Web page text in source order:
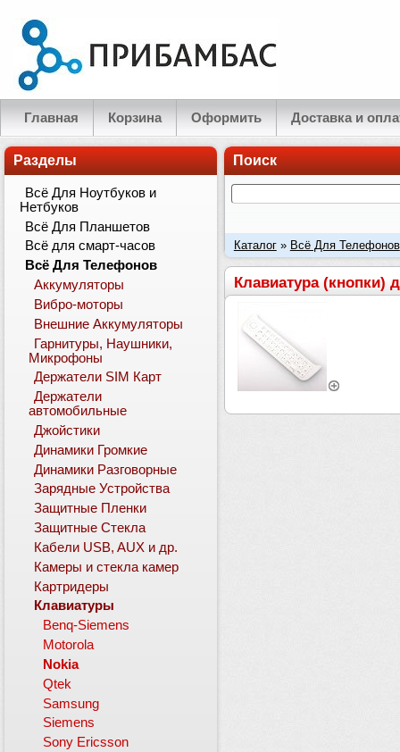
Главная Корзина Оформить Доставка и
Поиск
Каталог» Всё Для Телефонов
Клавиатура
Разделы
Всё Для Ноутбуков и
Нетбуков
Всё Для Планшетов
Всё для смарт-часов
Всё Для Телефонов
Аккумуляторы
Вибро-моторы
Внешние Аккумуляторы
Гарнитуры, Наушники,
Микрофоны
Держатели SIM Карт
Держатели
автомобильные
Джойстики
Динамики Громкие
Динамики Разговорные
Зарядные Устройства
Защитные Пленки
Защитные Стекла
Кабели USB, AUX и др.
Камеры и стекла камер
Картридеры
Клавиатуры
Benq-Siemens
Motorola
Nokia
Qtek
Samsung
Siemens
Sony Ericsson